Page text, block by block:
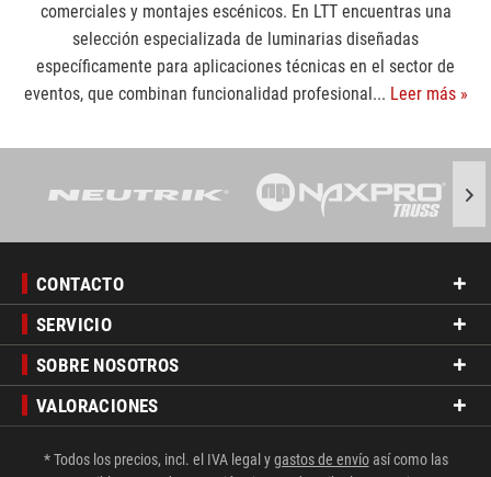
comerciales y montajes escénicos. En LTT encuentras una
selección especializada de luminarias diseñadas
específicamente para aplicaciones técnicas en el sector de
eventos, que combinan funcionalidad profesional... Leer más »
CONTACTO
SERVICIO
SOBRE NOSOTROS
VALORACIONES
* Todos los precios, incl. el IVA legal ygastos de envíoasí como las